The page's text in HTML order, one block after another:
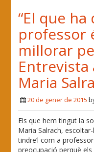
“El que
professor
millorar
Entrevista
Maria
20 de gener de 2015
Els que hem tingut la
Maria Salrach,
tindre’l com a
preocupació perquè